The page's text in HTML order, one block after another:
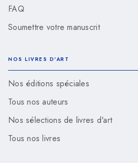
FAQ
Soumettre votre manuscrit
NOS LIVRES D'ART
Nos éditions spéciales
Tous nos auteurs
Nos sélections de livres d'art
Tous nos livres